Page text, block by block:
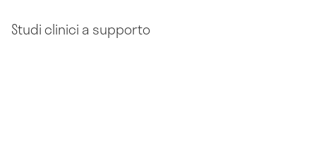
Studi clinici a supporto